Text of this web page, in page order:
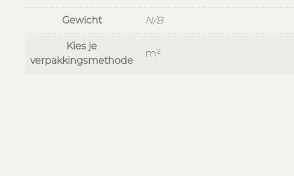
Gewicht N/B
Kies je
verpakkingsmethode
m²